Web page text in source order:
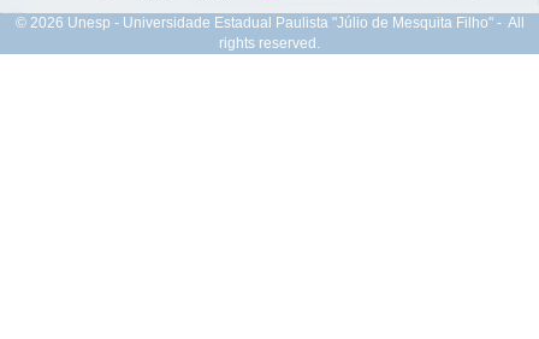
© 2026 Unesp - Universidade Estadual Paulista "Júlio de Mesquita Filho" - All
rights reserved.